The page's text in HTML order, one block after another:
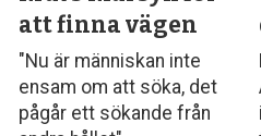
att finna vägen
"Nu är människan inte
ensam om att söka, det
pågår ett sökande från